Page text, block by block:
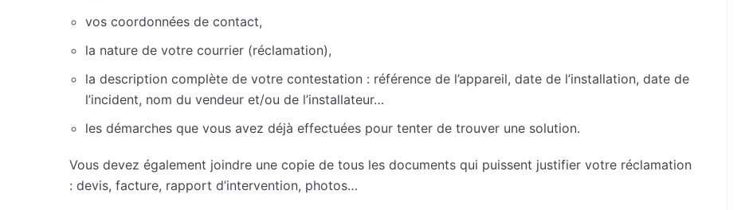
vos coordonnées de contact,
la nature de votre courrier (réclamation),
la description complète de votre contestation : référence de l’appareil, date de l’installation, date de
l’incident, nom du vendeur et/ou de l’installateur…
les démarches que vous avez déjà effectuées pour tenter de trouver une solution.
Vous devez également joindre une copie de tous les documents qui puissent justifier votre réclamation
: devis, facture, rapport d’intervention, photos…